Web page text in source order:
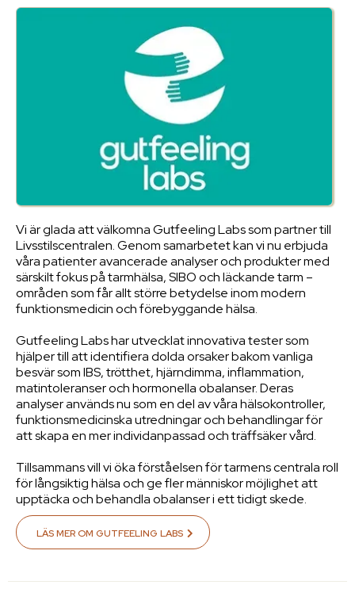
Vi är glada att välkomna Gutfeeling Labs som partner till
Livsstilscentralen. Genom samarbetet kan vi nu erbjuda
våra patienter avancerade analyser och produkter med
särskilt fokus på tarmhälsa, SIBO och läckande tarm –
områden som får allt större betydelse inom modern
funktionsmedicin och förebyggande hälsa.
Gutfeeling Labs har utvecklat innovativa tester som
hjälper till att identifiera dolda orsaker bakom vanliga
besvär som IBS, trötthet, hjärndimma, inflammation,
matintoleranser och hormonella obalanser. Deras
analyser används nu som en del av våra hälsokontroller,
funktionsmedicinska utredningar och behandlingar för
att skapa en mer individanpassad och träffsäker vård.
Tillsammans vill vi öka förståelsen för tarmens centrala roll
för långsiktig hälsa och ge fler människor möjlighet att
upptäcka och behandla obalanser i ett tidigt skede.
LÄS MER OM GUTFEELING LABS